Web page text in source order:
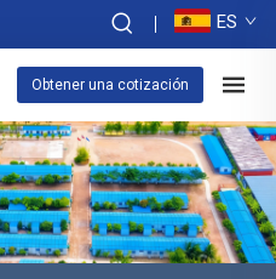
ES
Obtener una cotización